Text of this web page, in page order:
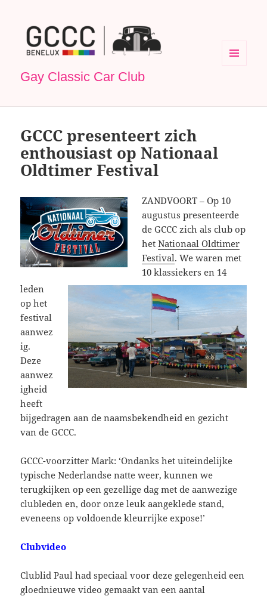
Gay Classic Car Club
GCCC presenteert zich
enthousiast op Nationaal
Oldtimer Festival
ZANDVOORT – Op 10
augustus presenteerde
de GCCC zich als club op
hetNationaal Oldtimer
Festival. We waren met
10 klassiekers en 14
leden
op het
festival
aanwez
ig.
Deze
aanwez
igheid
heeft
bijgedragen aan de naamsbekendheid en gezicht
van de GCCC.
GCCC-voorzitter Mark: ‘Ondanks het uiteindelijke
typische Nederlandse natte weer, kunnen we
terugkijken op een gezellige dag met de aanwezige
clubleden en, door onze leuk aangeklede stand,
eveneens op voldoende kleurrijke expose!’
Clubvideo
Clublid Paul had speciaal voor deze gelegenheid een
gloednieuwe video gemaakt van een aantal